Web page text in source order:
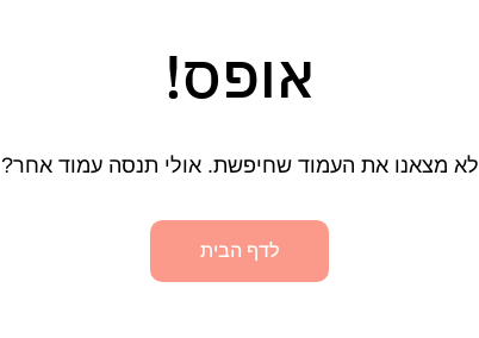
אופס!
לא מצאנו את העמוד שחיפשת. אולי תנסה עמוד אחר?
לדף הבית